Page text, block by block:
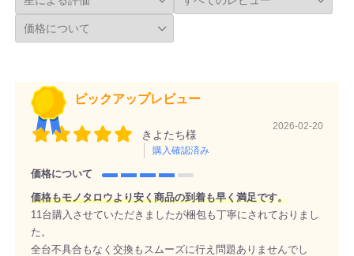
ピックアップレビュー
きよたち様
購入確認済み
2026-02-20
価格について
価格もモノタロウより安く商品の到着も早く満足です。
11台購入させていただきましたが梱包も丁寧にされておりまし
た。
全台不具合もなく交換もスムーズに行え問題ありませんでし